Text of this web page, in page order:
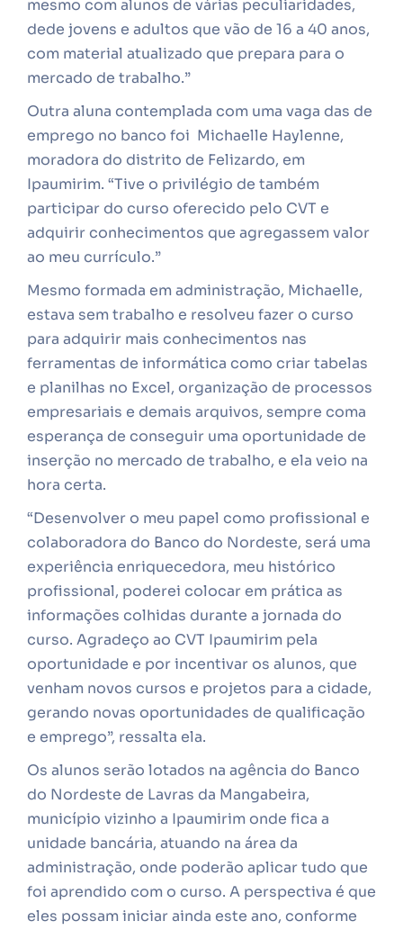
mesmo com alunos de várias peculiaridades,
dede jovens e adultos que vão de 16 a 40 anos,
com material atualizado que prepara para o
mercado de trabalho.”
Outra aluna contemplada com uma vaga das de
emprego no banco foi Michaelle Haylenne,
moradora do distrito de Felizardo, em
Ipaumirim. “Tive o privilégio de também
participar do curso oferecido pelo CVT e
adquirir conhecimentos que agregassem valor
ao meu currículo.”
Mesmo formada em administração, Michaelle,
estava sem trabalho e resolveu fazer o curso
para adquirir mais conhecimentos nas
ferramentas de informática como criar tabelas
e planilhas no Excel, organização de processos
empresariais e demais arquivos, sempre coma
esperança de conseguir uma oportunidade de
inserção no mercado de trabalho, e ela veio na
hora certa.
“Desenvolver o meu papel como profissional e
colaboradora do Banco do Nordeste, será uma
experiência enriquecedora, meu histórico
profissional, poderei colocar em prática as
informações colhidas durante a jornada do
curso. Agradeço ao CVT Ipaumirim pela
oportunidade e por incentivar os alunos, que
venham novos cursos e projetos para a cidade,
gerando novas oportunidades de qualificação
e emprego”, ressalta ela.
Os alunos serão lotados na agência do Banco
do Nordeste de Lavras da Mangabeira,
município vizinho a Ipaumirim onde fica a
unidade bancária, atuando na área da
administração, onde poderão aplicar tudo que
foi aprendido com o curso. A perspectiva é que
eles possam iniciar ainda este ano, conforme